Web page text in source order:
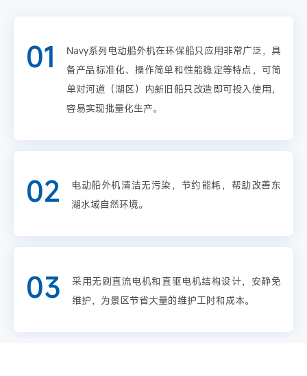
01
Navy系列电动船外机在环保船只应用非常广泛，具
备产品标准化、操作简单和性能稳定等特点，可简
单对河道（湖区）内新旧船只改造即可投入使用，
容易实现批量化生产。
02
电动船外机清洁无污染，节约能耗，帮助改善东
湖水域自然环境。
03
采用无刷直流电机和直驱电机结构设计，安静免
维护，为景区节省大量的维护工时和成本。